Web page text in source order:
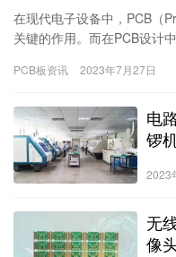
在现代电子设备中，PCB（
关键的作用。而在PCB设计
PCB板资讯 2023年7月27日
电
锣
2023
无
像